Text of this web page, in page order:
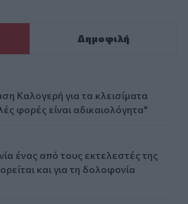
Δημοφιλή
Καλογερή για τα κλεισίματα
φορές είναι αδικαιολόγητα"
ένας από τους εκτελεστές της
και για τη δολοφονία